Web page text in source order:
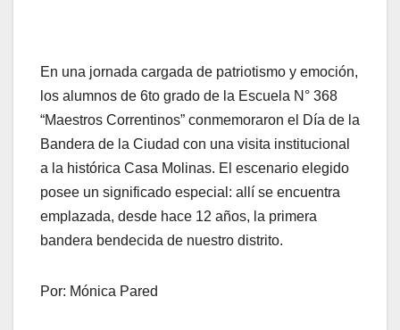
En una jornada cargada de patriotismo y emoción,
los alumnos de 6to grado de la Escuela N° 368
“Maestros Correntinos” conmemoraron el Día de la
Bandera de la Ciudad con una visita institucional
a la histórica Casa Molinas. El escenario elegido
posee un significado especial: allí se encuentra
emplazada, desde hace 12 años, la primera
bandera bendecida de nuestro distrito.
Por: Mónica Pared